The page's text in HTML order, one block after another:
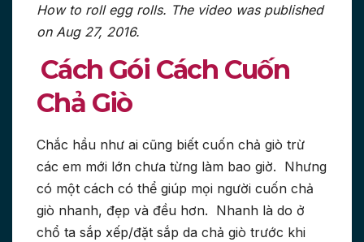
How to roll egg rolls. The video was published
on Aug 27, 2016.
Cách Gói Cách Cuốn
Chả Giò
Chắc hầu như ai cũng biết cuốn chả giò trừ
các em mới lớn chưa từng làm bao giờ. Nhưng
có một cách có thể giúp mọi người cuốn chả
giò nhanh, đẹp và đều hơn. Nhanh là do ở
chổ ta sắp xếp/đặt sắp da chả giò trước khi